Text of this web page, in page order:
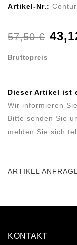
Artikel-Nr.:
57,50 €
Bruttopreis
Dieser Artikel ist
Wir informieren
Bitte senden Sie
melden Sie sich
ARTIKEL
KONTAKT